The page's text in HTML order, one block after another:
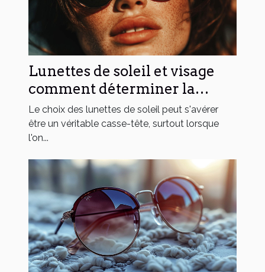
Lunettes de soleil et visage
comment déterminer la
forme idéale pour votre
morphologie
Le choix des lunettes de soleil peut s'avérer
être un véritable casse-tête, surtout lorsque
l'on...